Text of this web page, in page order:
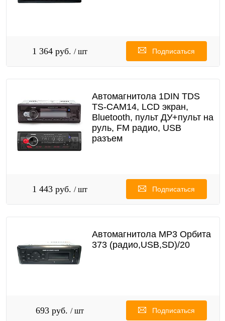
1 364 руб. / шт Подписаться
Автомагнитола 1DIN TDS
TS-CAM14, LCD экран,
Bluetooth, пульт ДУ+пульт на
руль, FM радио, USB
разъем
1 443 руб. / шт Подписаться
Автомагнитола MP3 Орбита
373 (радио,USB,SD)/20
693 руб. / шт Подписаться